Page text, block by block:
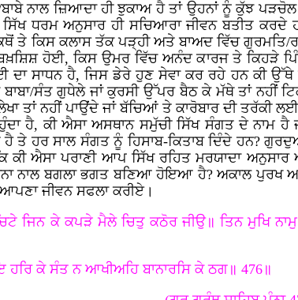
ਨਾਲ ਜ਼ਿਆਦਾ ਹੀ ਝੁਕਾਅ ਹੈ ਤਾਂ ਉਹਨਾਂ ਨੂੰ ਕੁੱਝ
ਧਰਮ ਅਨੁਸਾਰ ਹੀ ਸਚਿਆਰਾ ਜੀਵਨ ਬਤੀਤ
ਤੇ ਕਿਸ ਕਲਾਸ ਤੱਕ ਪੜ੍ਹੀ ਅਤੇ ਬਾਅਦ ਵਿੱਚ ਗੁਰਮਤਿ/
ਬਖ਼ਸ਼ਿਸ਼ ਹੋਈ, ਕਿਸ ਉਮਰ ਵਿੱਚ ਅਨੰਦ ਕਾਰਜ ਤੇ
ਸਾਧਨ ਹੈ, ਜਿਸ ਡੇਰੇ ਹੁਣ ਸੇਵਾ ਕਰ ਰਹੇ ਹਨ ਕੀ ਉੱਥੇ
ਬਾਬਾ/ਸੰਤ ਗੁਧੇਲੇ ਜਾਂ ਕੁਰਸੀ ਉੱਪਰ ਬੈਠ ਕੇ ਮੱਥੇ ਤਾਂ ਨਹੀਂ
ਨਹੀਂ ਪਾਉਂਦੇ ਜਾਂ ਬੱਚਿਆਂ ਤੇ ਕਾਰੋਬਾਰ ਦੀ ਤਰੱਕੀ
ਹੈ, ਕੀ ਐਸਾ ਅਸਥਾਨ ਸਮੁੱਚੀ ਸਿੱਖ ਸੰਗਤ ਦੇ ਨਾਮ
ਤੇ ਹਰ ਸਾਲ ਸੰਗਤ ਨੂੰ ਹਿਸਾਬ-ਕਿਤਾਬ ਦਿੰਦੇ ਹਨ?
ਐਸਾ ਪਰਾਣੀ ਆਪ ਸਿੱਖ ਰਹਿਤ ਮਰਯਾਦਾ
ਨਾਲ ਬਗਲਾ ਭਗਤ ਬਣਿਆ ਹੋਇਆ ਹੈ? ਅਕਾਲ ਪੁਰਖ
ਜੀਵਨ ਸਫਲਾ ਕਰੀਏ।
ਜਿਨ ਕੇ ਕਪੜੇ ਮੈਲੇ ਚਿਤੁ ਕਠੋਰ ਜੀਉ॥ ਤਿਨ ਮੁਖਿ
ਕੇ ਸੰਤ ਨ ਆਖੀਅਹਿ ਬਾਨਾਰਸਿ ਕੇ ਠਗ॥ 476॥